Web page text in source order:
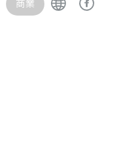
河岸留言｜樂學講堂：音
商業